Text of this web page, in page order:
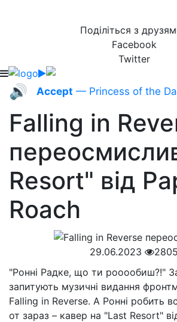
Поділіться з
Facebook
Twitter
🔊 Accept — Princess of the
Falling in
Resort" від
Roach
29.06.2023
2805
"Ронні Радке, що ти рооообиш?!"
запитують музичні видання
Falling in Reverse. А Ронні робить
от зараз – кавер на "Last Resort"